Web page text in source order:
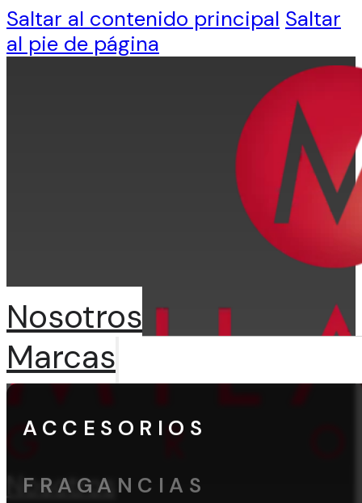
Saltar al contenido principal Saltar
al pie de página
Nosotros
Nosotros
Marcas
ACCESORIOS
FRAGANCIAS